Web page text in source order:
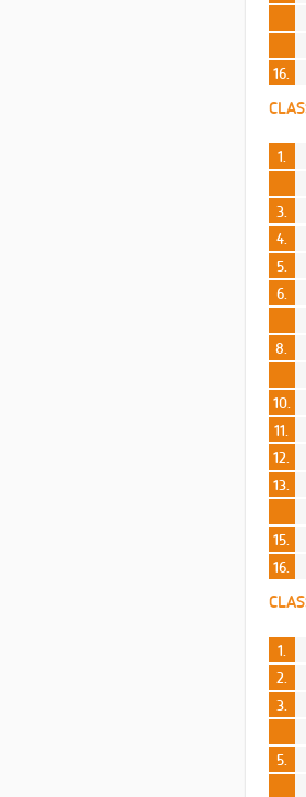
16.
1.
3.
4.
5.
6.
8.
10.
11.
12.
13.
15.
16.
1.
2.
3.
5.